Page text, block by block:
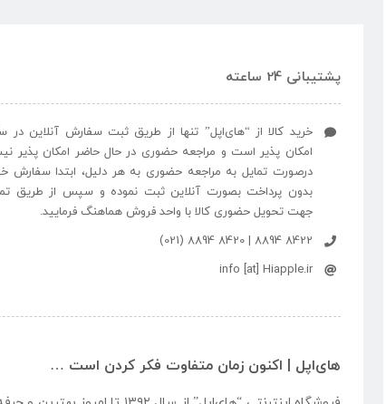
پشتیبانی 24 ساعته
خرید کالا از “های‌اپل” تنها از طریق ثبت سفارش آنلاین در
امکان پذیر است و مراجعه حضوری در حال حاضر امکان پذیر
درصورت تمایل به مراجعه حضوری به هر دلیل، ابتدا سفارش
بدون پرداخت بصورت آنلاین ثبت نموده و سپس از طریق
جهت تحویل حضوری کالا با واحد فروش هماهنگ فرمایید.
8422 8894 | 8420 8894 (021)
info [at] Hiapple.ir
های‌اپل | اکنون زمان متفاوت فکر کردن است …